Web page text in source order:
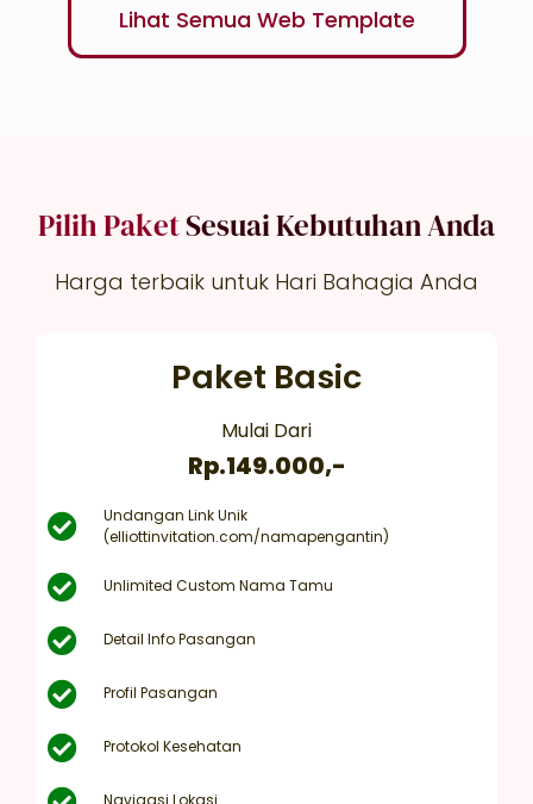
Lihat Semua Web Template
Pilih PaketSesuai Kebutuhan Anda
Harga terbaik untuk Hari Bahagia Anda
Paket Basic
Mulai Dari
Rp.149.000,-
Undangan Link Unik
(elliottinvitation.com/namapengantin)
Unlimited Custom Nama Tamu
Detail Info Pasangan
Profil Pasangan
Protokol Kesehatan